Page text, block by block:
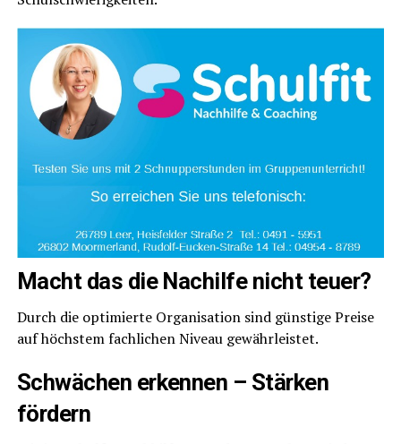
Macht das die Nach­il­fe nicht teuer?
Durch die opti­mier­te Orga­ni­sa­ti­on sind güns­ti­ge Prei­se
auf höchs­tem fach­li­chen Niveau gewährleistet.
Schwä­chen erken­nen – Stär­ken
fördern